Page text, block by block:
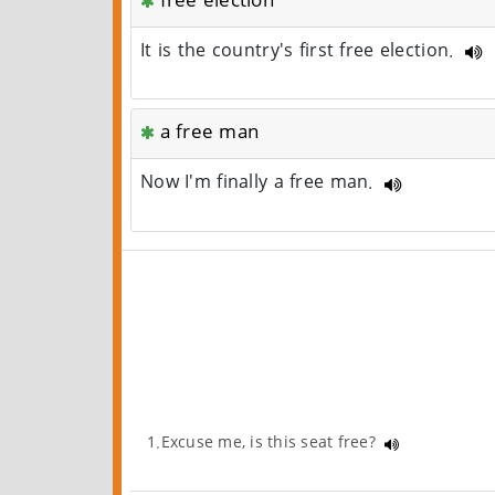
It is the country's first free election.
a free man
Now I'm finally a free man.
1.Excuse me, is this seat free?